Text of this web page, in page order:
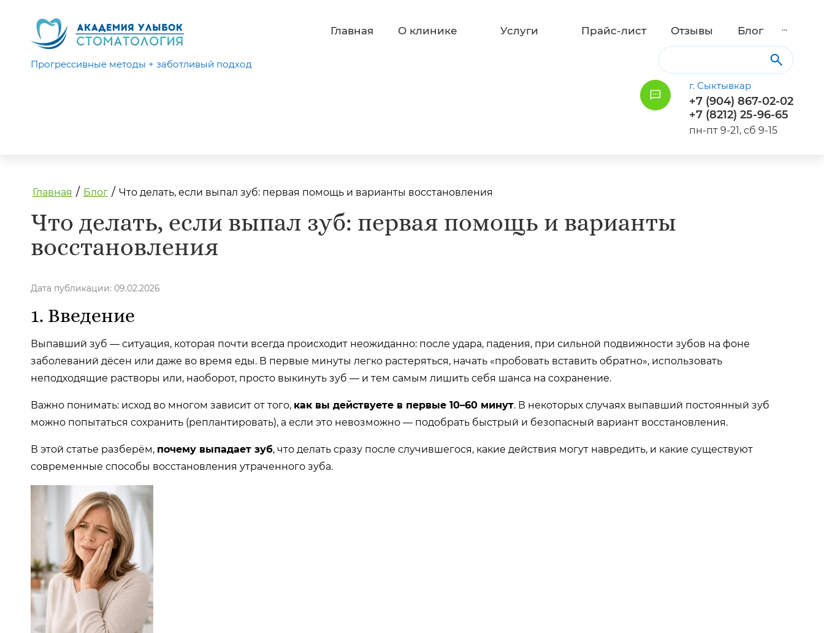
Прогрессивные методы + заботливый подход
Главная О клинике Услуги Прайс-лист Отзывы Блог ...
г. Сыктывкар
+7 (904) 867-02-02
+7 (8212) 25-96-65
пн-пт 9-21, сб 9-15
Главная / Блог / Что делать, если выпал зуб: первая помощь и варианты восстановления
Что делать, если выпал зуб: первая помощь и варианты
восстановления
Дата публикации: 09.02.2026
1. Введение
Выпавший зуб — ситуация, которая почти всегда происходит неожиданно: после удара, падения, при сильной подвижности зубов на фоне
заболеваний дёсен или даже во время еды. В первые минуты легко растеряться, начать «пробовать вставить обратно», использовать
неподходящие растворы или, наоборот, просто выкинуть зуб — и тем самым лишить себя шанса на сохранение.
Важно понимать: исход во многом зависит от того, как вы действуете в первые 10–60 минут. В некоторых случаях выпавший постоянный зуб
можно попытаться сохранить (реплантировать), а если это невозможно — подобрать быстрый и безопасный вариант восстановления.
В этой статье разберём, почему выпадает зуб, что делать сразу после случившегося, какие действия могут навредить, и какие существуют
современные способы восстановления утраченного зуба.